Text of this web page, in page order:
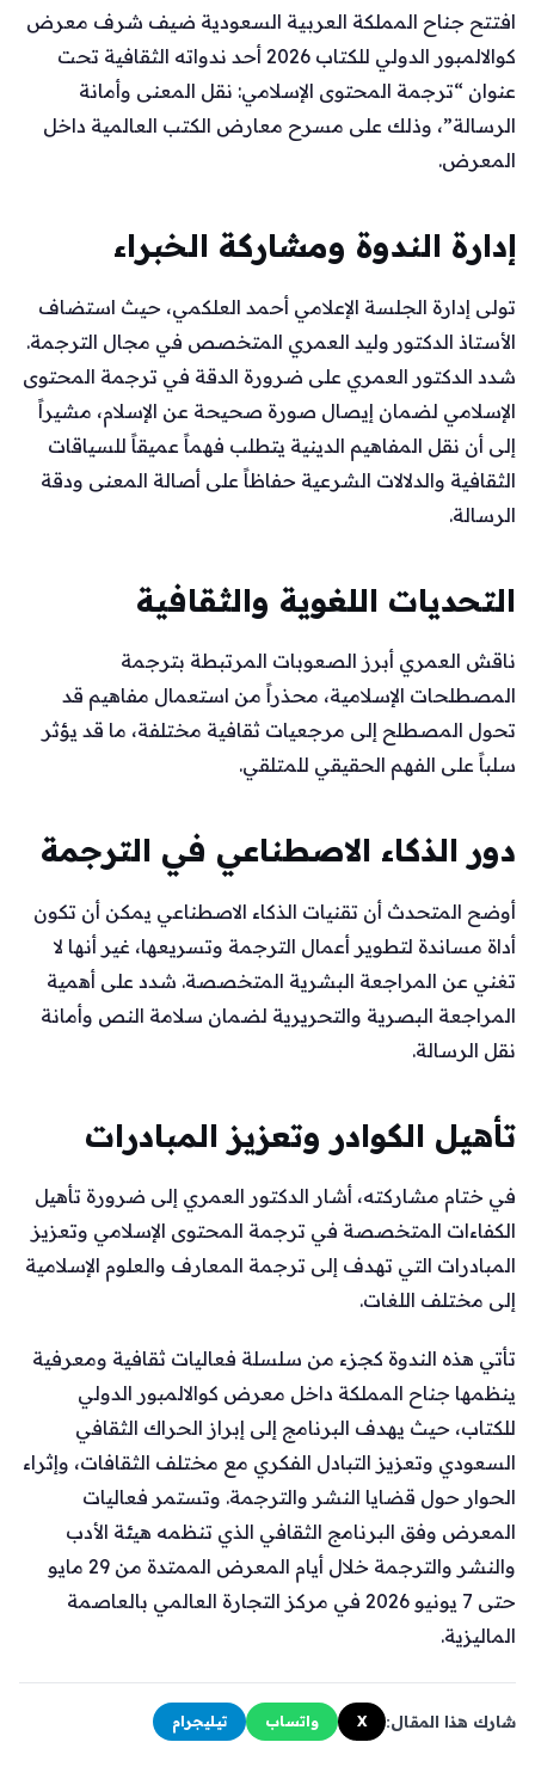
افتتح جناح المملكة العربية السعودية ضيف شرف معرض
كوالالمبور الدولي للكتاب 2026 أحد ندواته الثقافية تحت
عنوان “ترجمة المحتوى الإسلامي: نقل المعنى وأمانة
الرسالة”، وذلك على مسرح معارض الكتب العالمية داخل
المعرض.
إدارة الندوة ومشاركة الخبراء
تولى إدارة الجلسة الإعلامي أحمد العلكمي، حيث استضاف
الأستاذ الدكتور وليد العمري المتخصص في مجال الترجمة.
شدد الدكتور العمري على ضرورة الدقة في ترجمة المحتوى
الإسلامي لضمان إيصال صورة صحيحة عن الإسلام، مشيراً
إلى أن نقل المفاهيم الدينية يتطلب فهماً عميقاً للسياقات
الثقافية والدلالات الشرعية حفاظاً على أصالة المعنى ودقة
الرسالة.
التحديات اللغوية والثقافية
ناقش العمري أبرز الصعوبات المرتبطة بترجمة
المصطلحات الإسلامية، محذراً من استعمال مفاهيم قد
تحول المصطلح إلى مرجعيات ثقافية مختلفة، ما قد يؤثر
سلباً على الفهم الحقيقي للمتلقي.
دور الذكاء الاصطناعي في الترجمة
أوضح المتحدث أن تقنيات الذكاء الاصطناعي يمكن أن تكون
أداة مساندة لتطوير أعمال الترجمة وتسريعها، غير أنها لا
تغني عن المراجعة البشرية المتخصصة. شدد على أهمية
المراجعة البصرية والتحريرية لضمان سلامة النص وأمانة
نقل الرسالة.
تأهيل الكوادر وتعزيز المبادرات
في ختام مشاركته، أشار الدكتور العمري إلى ضرورة تأهيل
الكفاءات المتخصصة في ترجمة المحتوى الإسلامي وتعزيز
المبادرات التي تهدف إلى ترجمة المعارف والعلوم الإسلامية
إلى مختلف اللغات.
تأتي هذه الندوة كجزء من سلسلة فعاليات ثقافية ومعرفية
ينظمها جناح المملكة داخل معرض كوالالمبور الدولي
للكتاب، حيث يهدف البرنامج إلى إبراز الحراك الثقافي
السعودي وتعزيز التبادل الفكري مع مختلف الثقافات، وإثراء
الحوار حول قضايا النشر والترجمة. وتستمر فعاليات
المعرض وفق البرنامج الثقافي الذي تنظمه هيئة الأدب
والنشر والترجمة خلال أيام المعرض الممتدة من 29 مايو
حتى 7 يونيو 2026 في مركز التجارة العالمي بالعاصمة
الماليزية.
شارك هذا المقال: X واتساب تيليجرام